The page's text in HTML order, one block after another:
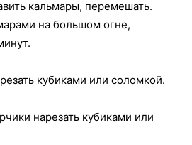
кальмары, перемешать.
на большом огне,
кубиками или соломкой.
нарезать кубиками или